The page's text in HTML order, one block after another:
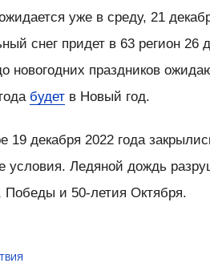
уже в среду, 21
снег придет в 63 регион
новогодних праздников
будет в Новый год.
19 декабря 2022 года
условия. Ледяной дождь
и 50-летия Октября.